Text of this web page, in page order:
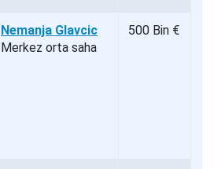
Nemanja Glavcic
Merkez orta saha
500 Bin €